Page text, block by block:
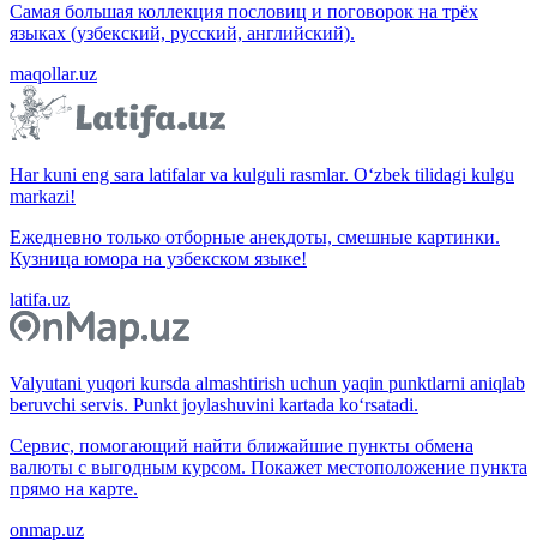
Самая большая коллекция пословиц и поговорок на трёх
языках (узбекский, русский, английский).
maqollar.uz
Har kuni eng sara latifalar va kulguli rasmlar. O‘zbek tilidagi kulgu
markazi!
Ежедневно только отборные анекдоты, смешные картинки.
Кузница юмора на узбекском языке!
latifa.uz
Valyutani yuqori kursda almashtirish uchun yaqin punktlarni aniqlab
beruvchi servis. Punkt joylashuvini kartada ko‘rsatadi.
Сервис, помогающий найти ближайшие пункты обмена
валюты с выгодным курсом. Покажет местоположение пункта
прямо на карте.
onmap.uz